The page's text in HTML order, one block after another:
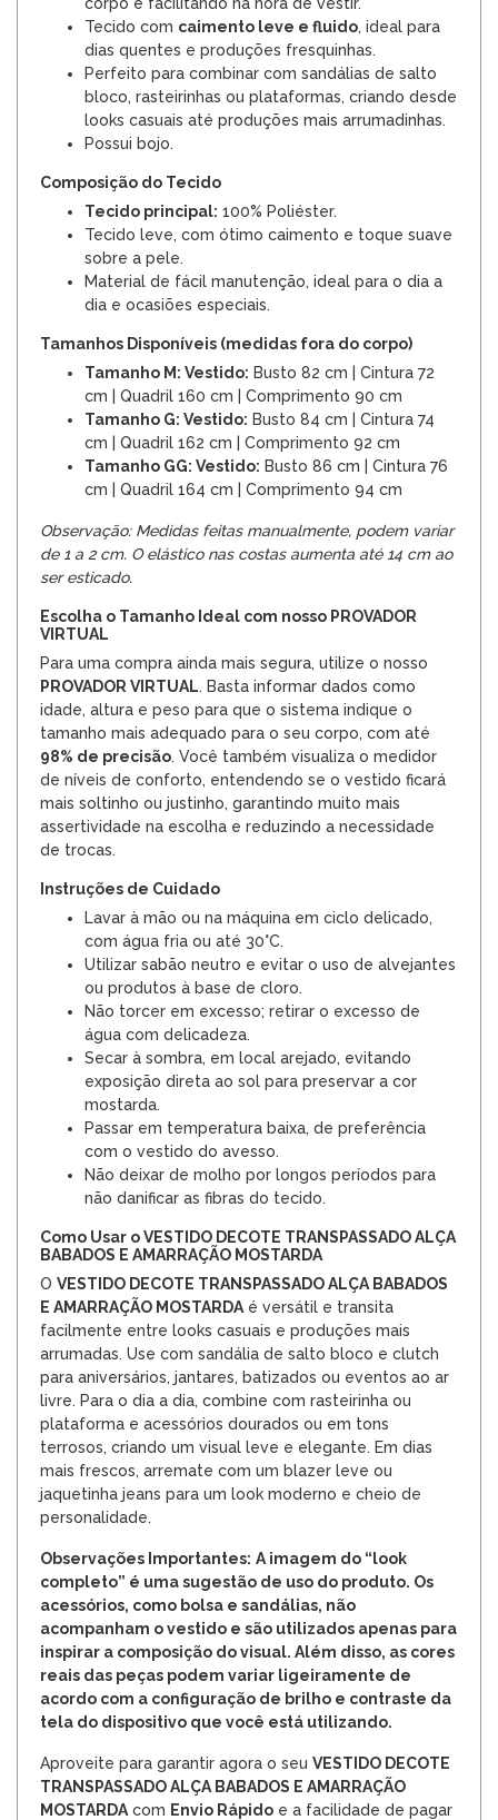
Tecido com caimento leve e fluido, ideal para
dias quentes e produções fresquinhas.
Perfeito para combinar com sandálias de salto
bloco, rasteirinhas ou plataformas, criando desde
looks casuais até produções mais arrumadinhas.
Possui bojo.
Composição do Tecido
Tecido principal: 100% Poliéster.
Tecido leve, com ótimo caimento e toque suave
sobre a pele.
Material de fácil manutenção, ideal para o dia a
dia e ocasiões especiais.
Tamanhos Disponíveis (medidas fora do corpo)
Tamanho M: Vestido: Busto 82 cm | Cintura 72
cm | Quadril 160 cm | Comprimento 90 cm
Tamanho G: Vestido: Busto 84 cm | Cintura 74
cm | Quadril 162 cm | Comprimento 92 cm
Tamanho GG: Vestido: Busto 86 cm | Cintura 76
cm | Quadril 164 cm | Comprimento 94 cm
Observação: Medidas feitas manualmente, podem variar
de 1 a 2 cm. O elástico nas costas aumenta até 14 cm ao
ser esticado.
Escolha o Tamanho Ideal com nosso PROVADOR
VIRTUAL
Para uma compra ainda mais segura, utilize o nosso
PROVADOR VIRTUAL. Basta informar dados como
idade, altura e peso para que o sistema indique o
tamanho mais adequado para o seu corpo, com até
98% de precisão. Você também visualiza o medidor
de níveis de conforto, entendendo se o vestido ficará
mais soltinho ou justinho, garantindo muito mais
assertividade na escolha e reduzindo a necessidade
de trocas.
Instruções de Cuidado
Lavar à mão ou na máquina em ciclo delicado,
com água fria ou até 30°C.
Utilizar sabão neutro e evitar o uso de alvejantes
ou produtos à base de cloro.
Não torcer em excesso; retirar o excesso de
água com delicadeza.
Secar à sombra, em local arejado, evitando
exposição direta ao sol para preservar a cor
mostarda.
Passar em temperatura baixa, de preferência
com o vestido do avesso.
Não deixar de molho por longos períodos para
não danificar as fibras do tecido.
Como Usar o VESTIDO DECOTE TRANSPASSADO ALÇA
BABADOS E AMARRAÇÃO MOSTARDA
O VESTIDO DECOTE TRANSPASSADO ALÇA BABADOS
E AMARRAÇÃO MOSTARDA é versátil e transita
facilmente entre looks casuais e produções mais
arrumadas. Use com sandália de salto bloco e clutch
para aniversários, jantares, batizados ou eventos ao ar
livre. Para o dia a dia, combine com rasteirinha ou
plataforma e acessórios dourados ou em tons
terrosos, criando um visual leve e elegante. Em dias
mais frescos, arremate com um blazer leve ou
jaquetinha jeans para um look moderno e cheio de
personalidade.
Observações Importantes: A imagem do “look
completo” é uma sugestão de uso do produto. Os
acessórios, como bolsa e sandálias, não
acompanham o vestido e são utilizados apenas para
inspirar a composição do visual. Além disso, as cores
reais das peças podem variar ligeiramente de
acordo com a configuração de brilho e contraste da
tela do dispositivo que você está utilizando.
Aproveite para garantir agora o seu VESTIDO DECOTE
TRANSPASSADO ALÇA BABADOS E AMARRAÇÃO
MOSTARDA com Envio Rápido e a facilidade de pagar